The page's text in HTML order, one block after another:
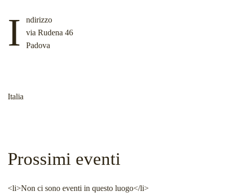
I
ndirizzo
via Rudena 46
Padova
Italia
Prossimi eventi
<li>Non ci sono eventi in questo luogo</li>